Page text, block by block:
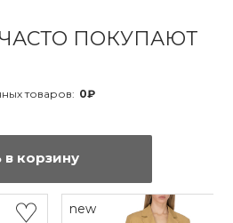
ПОКУПАЮТ
товаров: 0₽
корзину
new